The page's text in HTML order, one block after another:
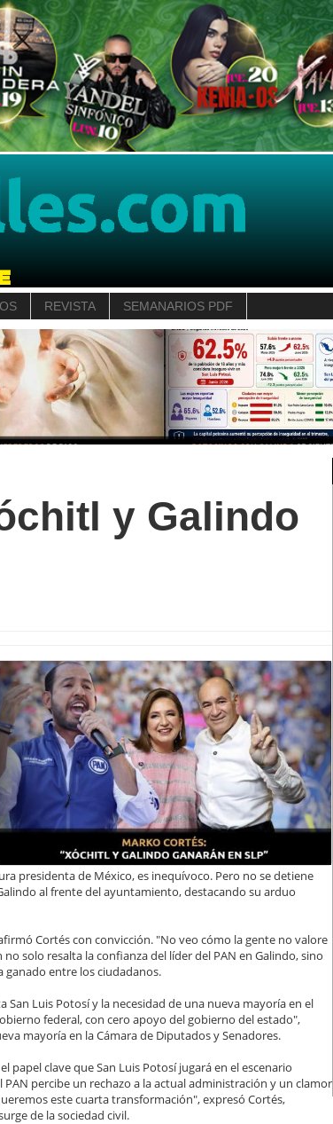
REVISTA SEMANARIOS PDF
y Galindo
presidenta de México, es inequívoco. Pero no se detiene
al frente del ayuntamiento, destacando su arduo
Cortés con convicción. "No veo cómo la gente no valore
solo resalta la confianza del líder del PAN en Galindo, sino
ganado entre los ciudadanos.
San Luis Potosí y la necesidad de una nueva mayoría en el
federal, con cero apoyo del gobierno del estado",
mayoría en la Cámara de Diputados y Senadores.
papel clave que San Luis Potosí jugará en el escenario
percibe un rechazo a la actual administración y un clamor
este cuarta transformación", expresó Cortés,
de la sociedad civil.